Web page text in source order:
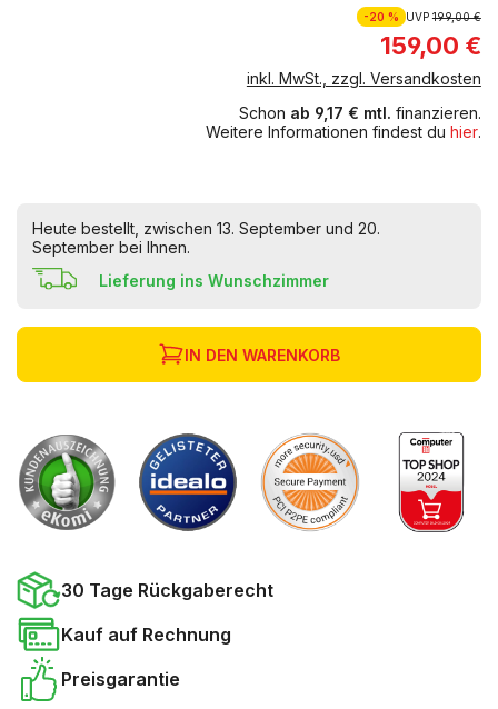
-20 % UVP199,00 €
159,00 €
inkl. MwSt., zzgl. Versandkosten
Schon ab 9,17 € mtl. finanzieren.
Weitere Informationen findest du hier.
Heute bestellt, zwischen 13. September und 20.
September bei Ihnen.
Lieferung ins Wunschzimmer
IN DEN WARENKORB
30 Tage Rückgaberecht
Kauf auf Rechnung
Preisgarantie